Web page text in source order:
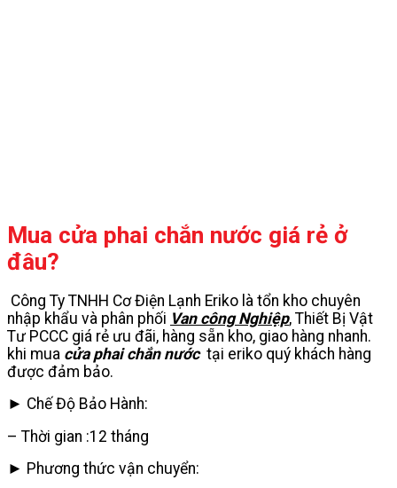
Mua cửa phai chắn nước giá rẻ ở
đâu?
Công Ty TNHH Cơ Điện Lạnh Eriko là tổn kho chuyên
nhập khẩu và phân phối Van công Nghiệp, Thiết Bị Vật
Tư PCCC giá rẻ ưu đãi, hàng sẵn kho, giao hàng nhanh.
khi mua cửa phai chắn nước tại eriko quý khách hàng
được đảm bảo.
► Chế Độ Bảo Hành:
– Thời gian :12 tháng
► Phương thức vận chuyển: